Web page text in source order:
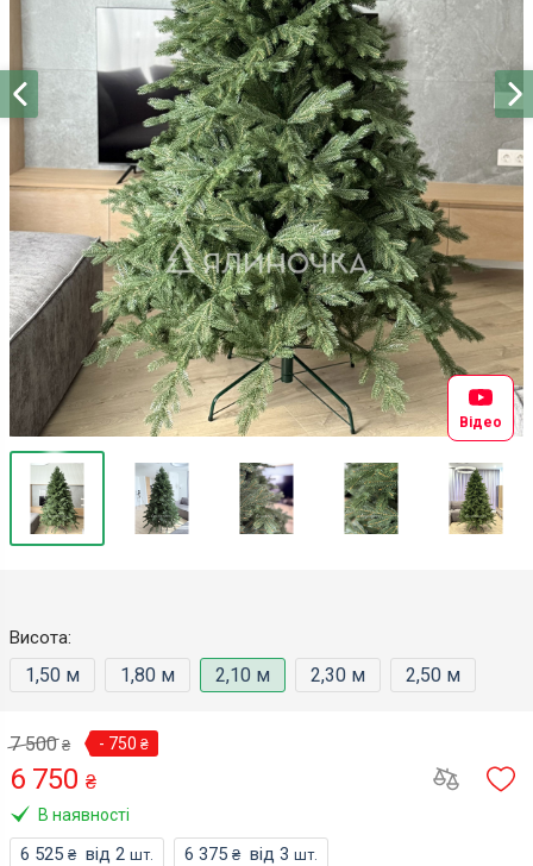
Відео
Висота:
1,50 м 1,80 м 2,10 м 2,30 м 2,50 м
7 500 ₴ - 750 ₴
6 750 ₴
В наявності
6 525 ₴ від 2 шт. 6 375 ₴ від 3 шт.